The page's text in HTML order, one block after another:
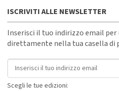
ISCRIVITI ALLE NEWSLETTER
Inserisci il tuo indirizzo email per
direttamente nella tua casella di
Indirizzo email
Scegli le tue edizioni: